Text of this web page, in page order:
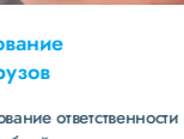
Страхование
всех грузов
страхование